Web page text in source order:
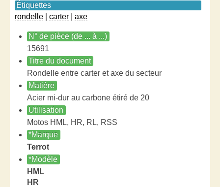
Étiquettes
rondelle
carter axe
N° de pièce (de ... à ...)
15691
Titre du document
Rondelle entre carter et axe du secteur
Matière
Acier mi-dur au carbone étiré de 20
Utilisation
Motos HML, HR, RL, RSS
*Marque
Terrot
*Modèle
HML
HR